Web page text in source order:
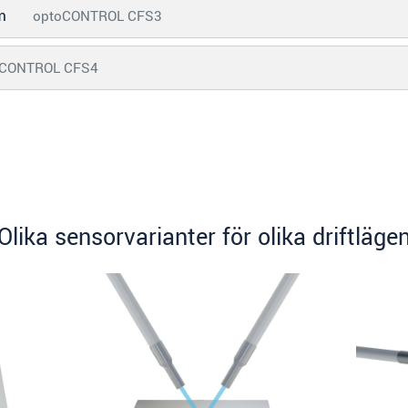
optoCONTROL CFS3
CFS4
sensorvarianter för olika